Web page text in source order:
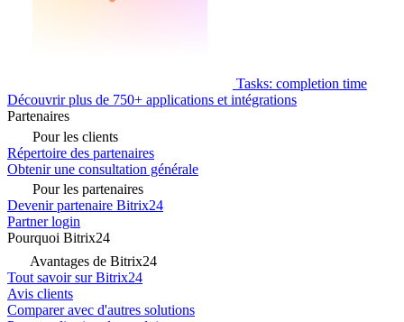
Tasks: completion time
Découvrir plus de 750+ applications et intégrations
Partenaires
Pour les clients
Répertoire des partenaires
Obtenir une consultation générale
Pour les partenaires
Devenir partenaire Bitrix24
Partner login
Pourquoi Bitrix24
Avantages de Bitrix24
Tout savoir sur Bitrix24
Avis clients
Comparer avec d'autres solutions